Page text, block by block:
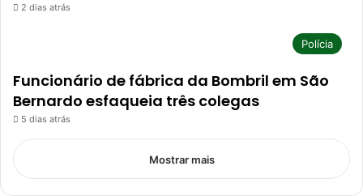
2 dias atrás
Polícia
Funcionário de fábrica da Bombril em São
Bernardo esfaqueia três colegas
5 dias atrás
Mostrar mais